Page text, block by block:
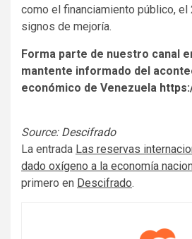
como el financiamiento público, el
signos de mejoría.
Forma parte de nuestro canal
mantente informado del
económico de Venezuela
Source: Descifrado
La entrada Las reservas
dado oxígeno a la economía
primero en Descifrado.